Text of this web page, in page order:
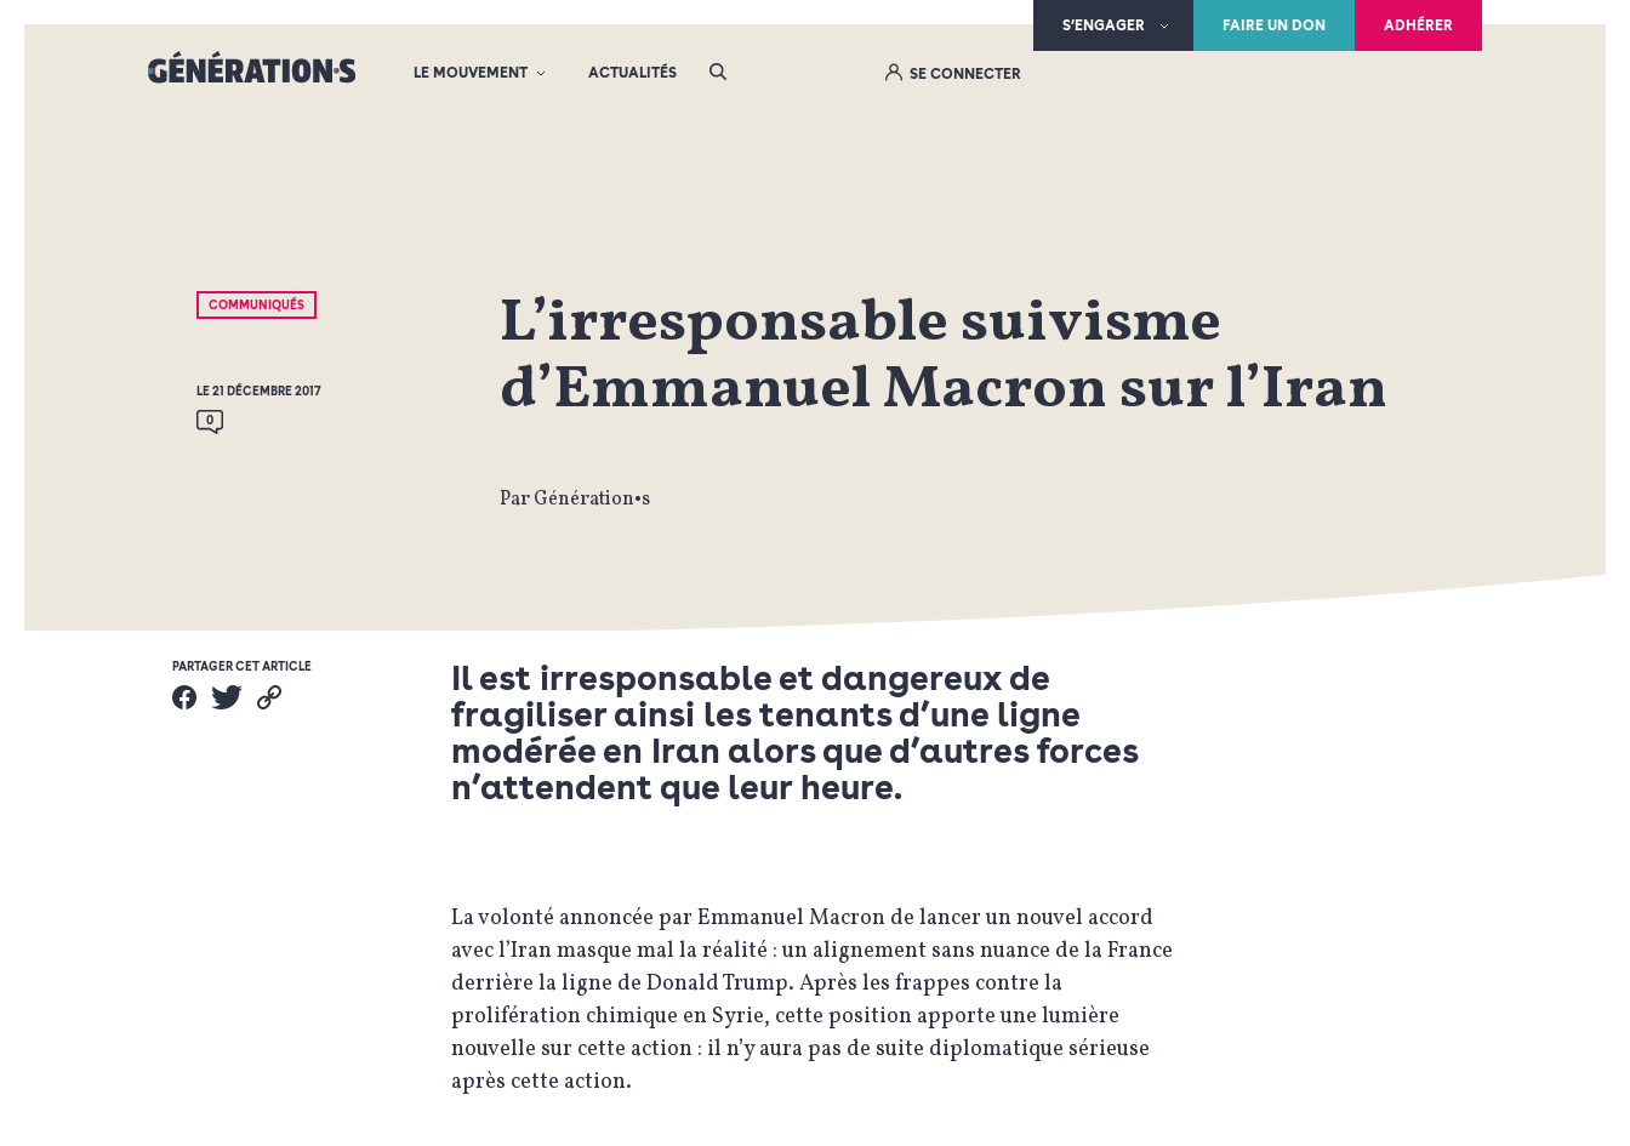
S’ENGAGER FAIRE UN DON ADHÉRER
LE MOUVEMENT ACTUALITÉS SE CONNECTER
COMMUNIQUÉS
LE 21 DÉCEMBRE 2017
0
L’irresponsable suivisme
d’Emmanuel Macron sur l’Iran
Par Génération•s
PARTAGER CET ARTICLE
Il est irresponsable et dangereux de
fragiliser ainsi les tenants d’une ligne
modérée en Iran alors que d’autres forces
n’attendent que leur heure.
La volonté annoncée par Emmanuel Macron de lancer un nouvel accord
avec l’Iran masque mal la réalité : un alignement sans nuance de la France
derrière la ligne de Donald Trump. Après les frappes contre la
prolifération chimique en Syrie, cette position apporte une lumière
nouvelle sur cette action : il n’y aura pas de suite diplomatique sérieuse
après cette action.